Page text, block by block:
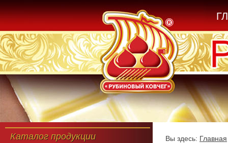
Каталог продукции Вы здесь: Главная